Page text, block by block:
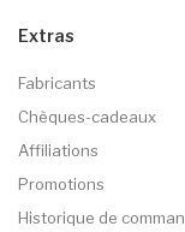
Extras
Fabricants
Chèques-cadeaux
Affiliations
Promotions
Historique de